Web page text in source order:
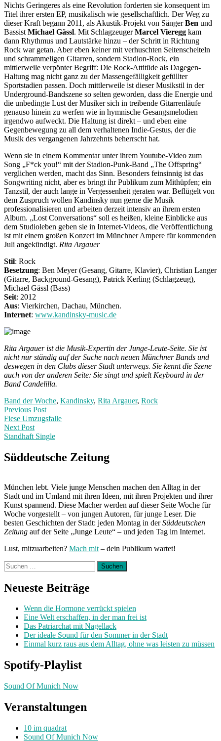
Nichts Geringeres als eine Revolution forderten sie konsequent im
Titel ihrer ersten EP, musikalisch wie gesellschaftlich. Der Weg zu
dieser Kraft begann 2011, als Akustik-Projekt von SängerBen und
Bassist Michael Gässl. Mit SchlagzeugerMarcel Vieregg kam
dann Rhythmus und Lautstärke hinzu – der Schritt in Richtung
Rock war getan. Aber eben keiner mit verhuschten Seitenscheiteln
und schrammeligen Gitarren, sondern Stadion-Rock, ein
mittlerweile verpönter Begriff: Die Rock-Attitüde als Dagegen-
Haltung mag nicht ganz zu der Massengefälligkeit gefüllter
Sportstadien passen. Doch mittlerweile ist dieser Musikstil in der
Underground-Bandszene so selten geworden, dass die Energie und
die unbedingte Lust der Musiker sich in treibende Gitarrenläufe
genauso hinein zu werfen wie in hymnische Gesangsmelodien
irgendwo aufweckt. Die Haltung ist direkt – und eben eine
Gegenbewegung zu all dem verhaltenen Indie-Gestus, der die
Musik des vergangenen Jahrzehnts beherrscht hat.
Wenn sie in einem Kommentar unter ihrem Youtube-Video zum
Song „F*ck you!“ mit der Stadion-Punk-Band „The Offspring“
verglichen werden, macht das Sinn. Besonders feinsinnig ist das
Songwriting nicht, aber es bringt ihr Publikum zum Mithüpfen; ein
Tanzstil, der auch lange in Vergessenheit geraten war. Beflügelt von
dem Zuspruch wollen Kandinsky nun gerne die Musik
professionalisieren und arbeiten derzeit intensiv an ihrem ersten
Album. „Lost Conversations“ soll es heißen, kleine Einblicke aus
dem Studioleben geben sie in Internet-Videos, die Veröffentlichung
ist mit einem großen Konzert im Münchner Ampere für kommenden
Juli angekündigt. Rita Argauer
Stil: Rock
Besetzung: Ben Meyer (Gesang, Gitarre, Klavier), Christian Langer
(Gitarre, Background-Gesang), Patrick Kerling (Schlagzeug),
Michael Gässl (Bass)
Seit: 2012
Aus: Vierkirchen, Dachau, München.
Internet: www.kandinsky-music.de
Rita Argauer ist die Musik-Expertin der Junge-Leute-Seite. Sie ist
nicht nur ständig auf der Suche nach neuen Münchner Bands und
deswegen in den Clubs dieser Stadt unterwegs. Sie kennt die Szene
auch von der anderen Seite: Sie singt und spielt Keyboard in der
Band Candelilla.
Band der Woche, Kandinsky, Rita Argauer, Rock
Post
navigation
Previous PostPrevious
post:
Fiese Umzugsfalle
Next Post
Standhaft Single
Post:
Süddeutsche Zeitung
München lebt. Viele junge Menschen machen den Alltag in der
Stadt und im Umland mit ihren Ideen, mit ihren Projekten und ihrer
Kunst spannend. Diese Macher werden auf dieser Seite Woche für
Woche vorgestellt – von jungen Autoren, für junge Leser. Die
besten Geschichten der Stadt: jeden Montag in derSüddeutschen
Zeitung auf der Seite „Junge Leute“ – und jeden Tag im Internet.
Lust, mitzuarbeiten? Mach mit – dein Publikum wartet!
Suchen
nach:
Neueste Beiträge
Wenn die Hormone verrückt spielen
Eine Welt erschaffen, in der man frei ist
Das Patriarchat mit Nagellack
Der ideale Sound für den Sommer in der Stadt
Einmal kurz raus aus dem Alltag, ohne was leisten zu müssen
Spotify-Playlist
Sound Of Munich Now
Veranstaltungen
10 im quadrat
Sound Of Munich Now